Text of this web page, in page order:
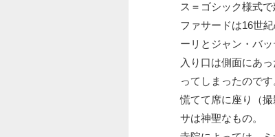
ス＝ゴシック様式で
ファサードは16世
ーリとジャン・バ
入り口は側面にあ
ってしまったのです
慌てて席に座り（
サは神聖なもの。